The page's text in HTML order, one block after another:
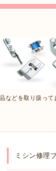
どを取り扱って
ミシン修理